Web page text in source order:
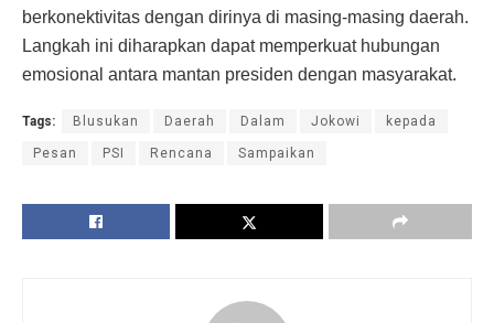
berkonektivitas dengan dirinya di masing-masing daerah.
Langkah ini diharapkan dapat memperkuat hubungan
emosional antara mantan presiden dengan masyarakat.
Tags: Blusukan Daerah Dalam Jokowi kepada
Pesan PSI Rencana Sampaikan